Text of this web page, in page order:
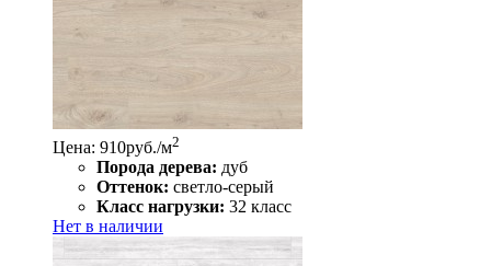
Цена: 910руб./м2
Порода дерева: дуб
Оттенок: светло-серый
Класс нагрузки: 32 класс
Нет в наличии